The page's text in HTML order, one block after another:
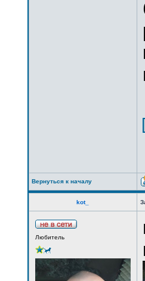
Вернуться к началу
kot_
Любитель